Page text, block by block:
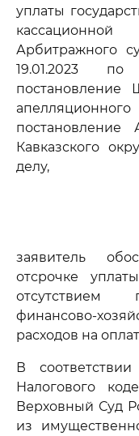
уплаты
Арбитражного
19.01.2023
постановление
постановление
Кавказского
делу,
заявитель
отсрочке
отсутствием
финансово-
расходов на
В
Налогового
Верховный Суд
из